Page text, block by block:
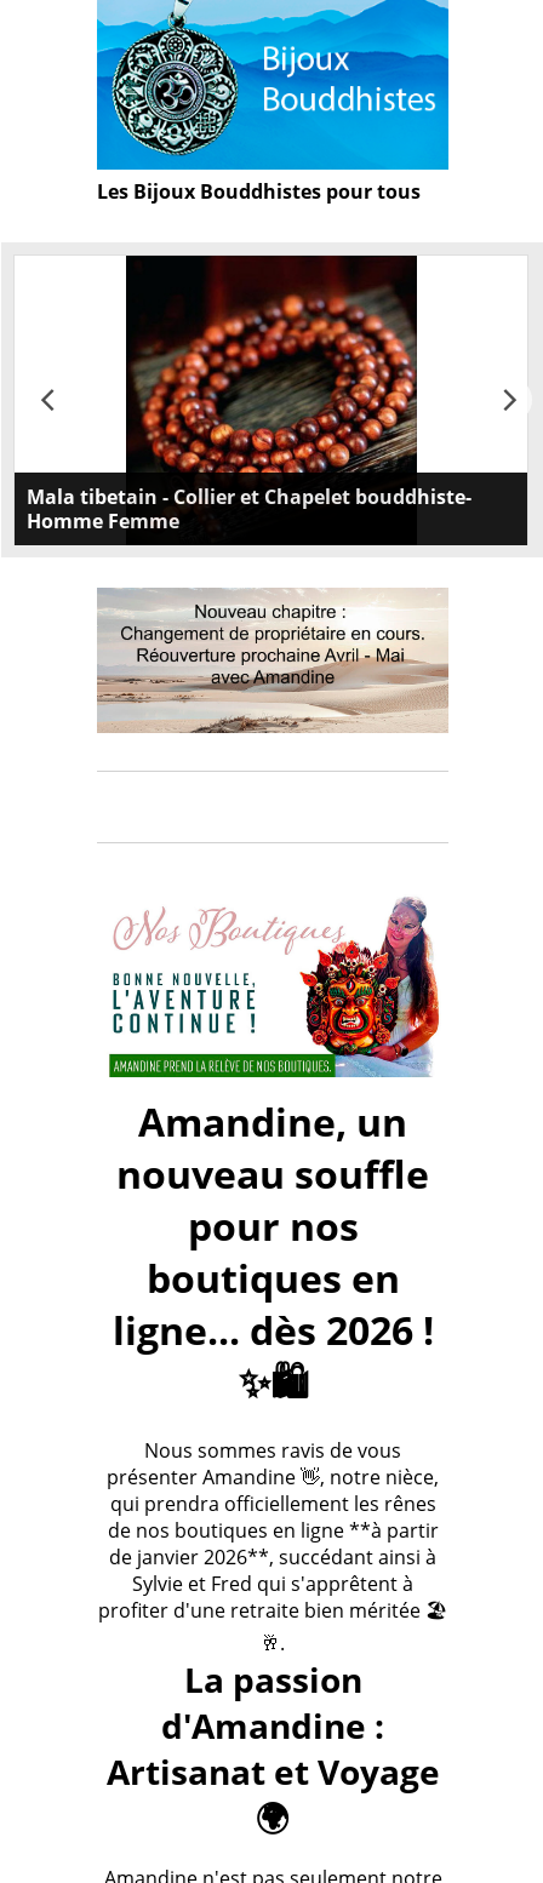
Les Bijoux Bouddhistes pour tous
Mala tibetain - Collier et Chapelet bouddhiste-
Homme Femme
Chapelet bouddhiste pour hommes et femmes.
Ajoutez une touche de spiritualité à votre look et
trouvez la paix intérieure. .
Amandine, un
nouveau souffle
pour nos
boutiques en
ligne... dès 2026 !
✨🛍️
Nous sommes ravis de vous
présenter Amandine 👋, notre nièce,
qui prendra officiellement les rênes
de nos boutiques en ligne **à partir
de janvier 2026**, succédant ainsi à
Sylvie et Fred qui s'apprêtent à
profiter d'une retraite bien méritée 🏖️
🥂.
La passion
d'Amandine :
Artisanat et Voyage
🌍